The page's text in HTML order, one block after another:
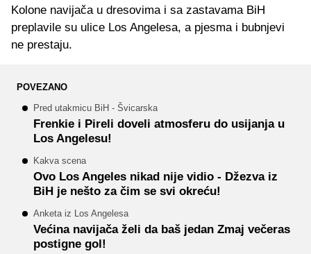
Kolone navijača u dresovima i sa zastavama BiH
preplavile su ulice Los Angelesa, a pjesma i bubnjevi
ne prestaju.
POVEZANO
Pred utakmicu BiH - Švicarska
Frenkie i Pireli doveli atmosferu do usijanja u
Los Angelesu!
Kakva scena
Ovo Los Angeles nikad nije vidio - Džezva iz
BiH je nešto za čim se svi okreću!
Anketa iz Los Angelesa
Većina navijača želi da baš jedan Zmaj večeras
postigne gol!